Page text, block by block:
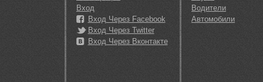
Вход
Вход Через Facebook
Вход Через Twitter
Вход Через Вконтакте
Водители
Автомобили